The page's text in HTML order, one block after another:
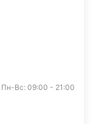
Пн-Вс: 09:00 - 21:00